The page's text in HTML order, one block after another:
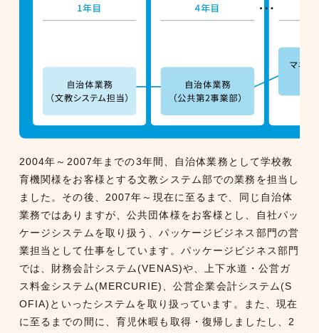
2004年～2007年までの3年間、自治体業務として学校教
育機関様をお客様とする文教システム部での業務を担当し
ました。その後、2007年～現在に至るまで、同じ自治体
業務ではありますが、公共団体様をお客様とし、自社パッ
ケージシステムを取り扱う、パッケージビジネス部門の営
業担当として仕事をしています。パッケージビジネス部門
では、財務会計システム(VENAS)や、上下水道・公営ガ
ス料金システム(MERCURIE)、公営企業会計システム(S
OFIA)といったシステムを取り扱っています。また、現在
に至るまでの間に、育児休暇も取得・復帰しましたし、2